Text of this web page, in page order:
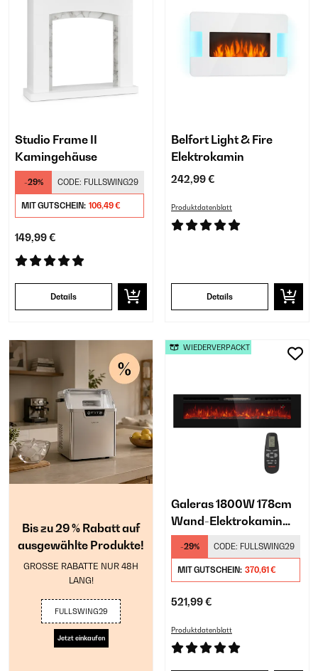
Studio Frame II
Kamingehäuse
-29% CODE: FULLSWING29
MIT GUTSCHEIN: 106,49 €
149,99 €
Details
Belfort Light & Fire
Elektrokamin
242,99 €
Produktdatenblatt
Details
Bis zu 29 % Rabatt auf
ausgewählte Produkte!
GROSSE RABATTE NUR 48H
LANG!
FULLSWING29
Jetzt einkaufen
Galeras 1800W 178cm
Wand-Elektrokamin​
Schwarz
-29% CODE: FULLSWING29
MIT GUTSCHEIN: 370,61 €
521,99 €
Produktdatenblatt
WIEDERVERPACKT